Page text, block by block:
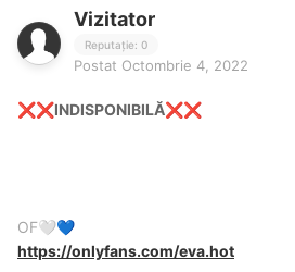
Vizitator
Reputație: 0
Postat Octombrie 4, 2022
❌❌INDISPONIBILĂ❌❌
OF🤍💙
https://onlyfans.com/eva.hot